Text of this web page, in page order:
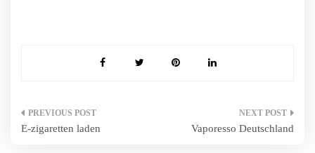
Beitragsnavigation
E-zigaretten laden Vaporesso Deutschland